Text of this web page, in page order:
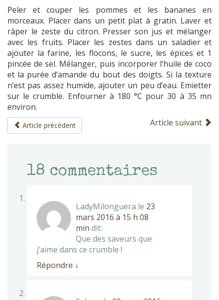
Peler et couper les pommes et les bananes en
morceaux. Placer dans un petit plat à gratin. Laver et
râper le zeste du citron. Presser son jus et mélanger
avec les fruits. Placer les zestes dans un saladier et
ajouter la farine, les flocons, le sucre, les épices et 1
pincée de sel. Mélanger, puis incorporer l’huile de coco
et la purée d’amande du bout des doigts. Si la texture
n’est pas assez humide, ajouter un peu d’eau. Emietter
sur le crumble. Enfourner à 180 °C pour 30 à 35 mn
environ.
Article précédent Article suivant
18 commentaires
LadyMilonguera le 23
mars 2016 à 15 h 08
min dit:
Que des saveurs que
j’aime dans ce crumble !
Répondre ↓